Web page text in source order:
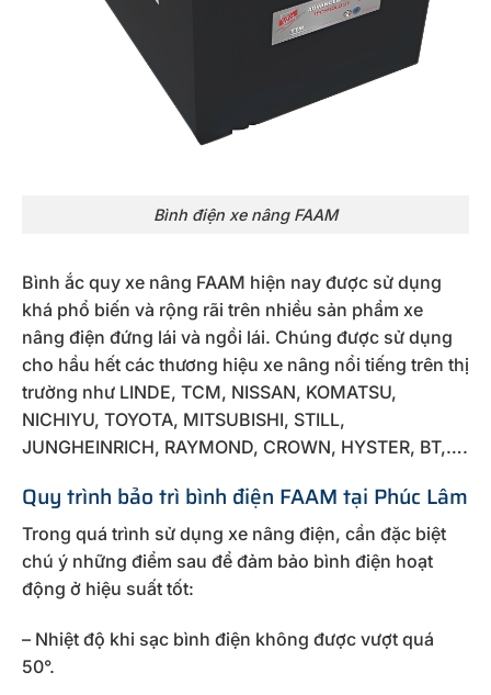
Bình điện xe nâng FAAM
Bình ắc quy xe nâng FAAM hiện nay được sử dụng
khá phổ biến và rộng rãi trên nhiều sản phẩm xe
nâng điện đứng lái và ngồi lái. Chúng được sử dụng
cho hầu hết các thương hiệu xe nâng nổi tiếng trên thị
trường như LINDE, TCM, NISSAN, KOMATSU,
NICHIYU, TOYOTA, MITSUBISHI, STILL,
JUNGHEINRICH, RAYMOND, CROWN, HYSTER, BT,….
Quy trình bảo trì bình điện FAAM tại Phúc Lâm
Trong quá trình sử dụng xe nâng điện, cần đặc biệt
chú ý những điểm sau để đảm bảo bình điện hoạt
động ở hiệu suất tốt:
– Nhiệt độ khi sạc bình điện không được vượt quá
50°.